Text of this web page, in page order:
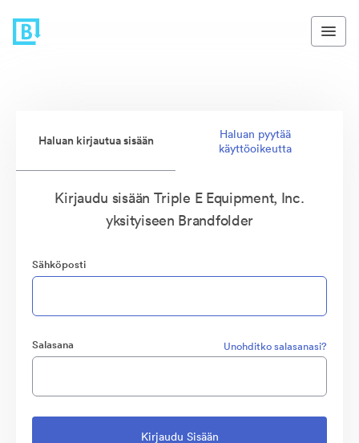
Haluan kirjautua sisään
Haluan pyytää
käyttöoikeutta
Kirjaudu sisään Triple E Equipment, Inc.
yksityiseen Brandfolder
Sähköposti
Salasana Unohditko salasanasi?